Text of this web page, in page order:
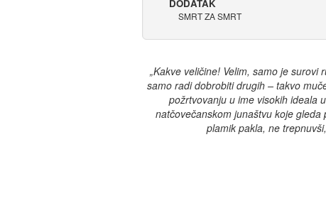
DODATAK
SMRT ZA SMRT
„Kakve veličine! Velim, samo je
samo radi dobrobiti drugih – takvo
požrtvovanju u ime visokih ideala
natčovečanskom junaštvu koje
plamik pakla, ne